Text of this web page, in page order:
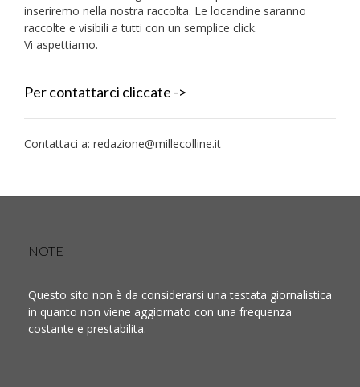
inseriremo nella nostra raccolta. Le locandine saranno
raccolte e visibili a tutti con un semplice click.
Vi aspettiamo.
Per contattarci cliccate ->
Contattaci a: redazione@millecolline.it
NOTE
Questo sito non è da considerarsi una testata giornalistica
in quanto non viene aggiornato con una frequenza
costante e prestabilita.